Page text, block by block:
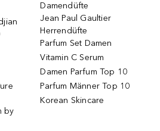
by
Damendüfte
Jean Paul Gaultier
Herrendüfte
Parfum Set Damen
Vitamin C Serum
Damen Parfum Top 10
Parfum Männer Top 10
Korean Skincare